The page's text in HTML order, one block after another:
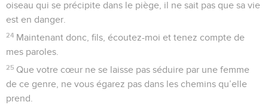
oiseau qui se précipite dans le piège, il ne sait pas que sa vie
est en danger.
24 Maintenant donc, fils, écoutez-moi et tenez compte de
mes paroles.
25 Que votre cœur ne se laisse pas séduire par une femme
de ce genre, ne vous égarez pas dans les chemins qu’elle
prend.